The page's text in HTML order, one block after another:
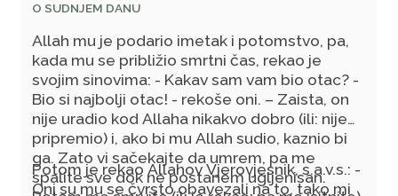
spopalo da uradiš to što si uradio?! - On
odgovori: - Strahopoštovanje prema Tebi,
Moj Gospodaru (ili strah od Tebe)! - pa mu je
zbog toga Allah oprostio.
O SUDNJEM DANU
Allah mu je podario imetak i potomstvo, pa,
kada mu se približio smrtni čas, rekao je
svojim sinovima: - Kakav sam vam bio otac? -
Bio si najbolji otac! - rekoše oni. – Zaista, on
nije uradio kod Allaha nikakvo dobro (ili: nije
pripremio) i, ako bi mu Allah sudio, kaznio bi
ga. Zato vi sačekajte da umrem, pa me
spalite sve dok ne postanem ugljenisan.
Potom je rekao Allahov Vjerovjesnik, s.a.v.s.: -
Oni su mu se čvrsto obavezali na to, tako mi